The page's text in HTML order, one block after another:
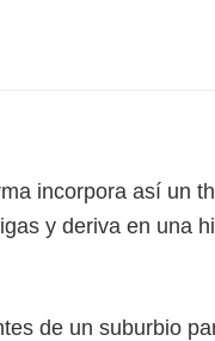
incorpora así un
y deriva en una
de un suburbio